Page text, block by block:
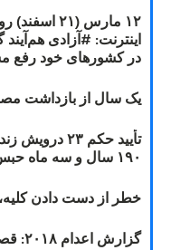
۱۲ مارس (۲۱
در کشورهای خود رفع
یک سال از بازداشت
تأیید حکم
۱۹۰ سال و سه ماه حبس برای ۲۳ درویش گنابادی قطعی شد
خطر از دست دادن
گزارش اعدام ۲۰۱۸: قصاص و بخشش